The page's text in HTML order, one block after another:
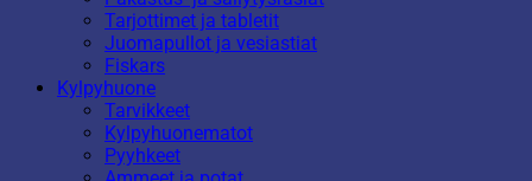
Tarjottimet ja tabletit
Juomapullot ja vesiastiat
Fiskars
Kylpyhuone
Tarvikkeet
Kylpyhuonematot
Pyyhkeet